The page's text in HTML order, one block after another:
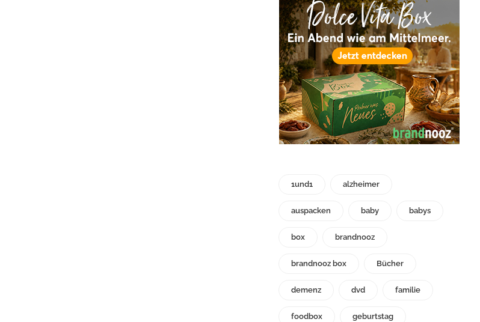
1und1 alzheimer
auspacken baby babys
box brandnooz
brandnooz box Bücher
demenz dvd familie
foodbox geburtstag